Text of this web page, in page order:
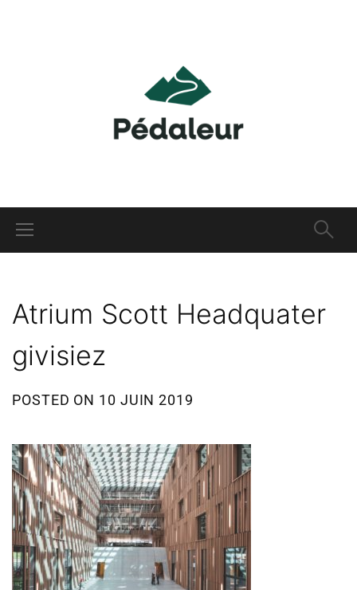
Atrium Scott Headquater
givisiez
POSTED ON 10 JUIN 2019